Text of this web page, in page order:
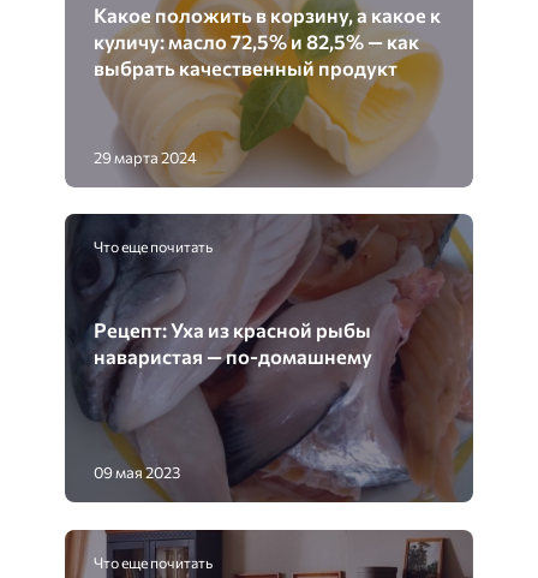
Какое положить в корзину, а какое к
куличу: масло 72,5% и 82,5% — как
выбрать качественный продукт
29 марта 2024
Что еще почитать
Рецепт: Уха из красной рыбы
наваристая — по-домашнему
09 мая 2023
Что еще почитать